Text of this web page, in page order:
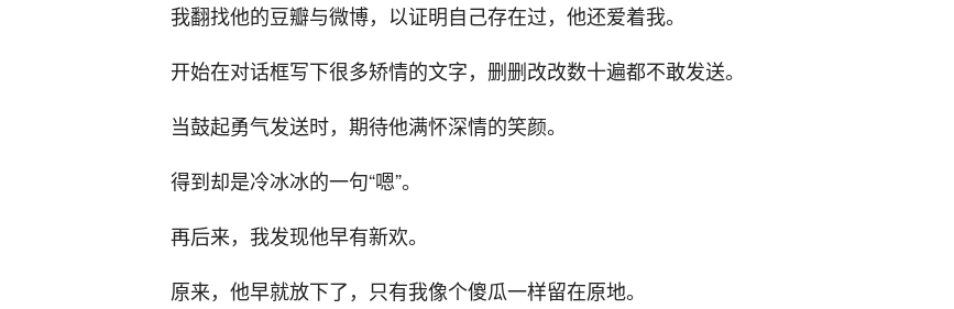
我翻找他的豆瓣与微博，以证明自己存在过，他还爱着我。
开始在对话框写下很多矫情的文字，删删改改数十遍都不敢发送。
当鼓起勇气发送时，期待他满怀深情的笑颜。
得到却是冷冰冰的一句“嗯”。
再后来，我发现他早有新欢。
原来，他早就放下了，只有我像个傻瓜一样留在原地。